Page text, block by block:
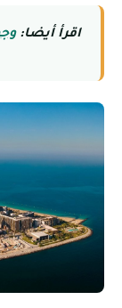
اقرأ أيضا: